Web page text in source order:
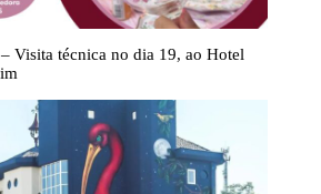
Visita técnica no dia 19, ao Hotel